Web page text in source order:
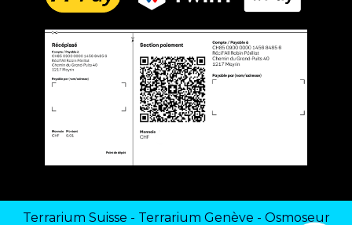
Terrarium Suisse - Terrarium Genève - Osmoseur